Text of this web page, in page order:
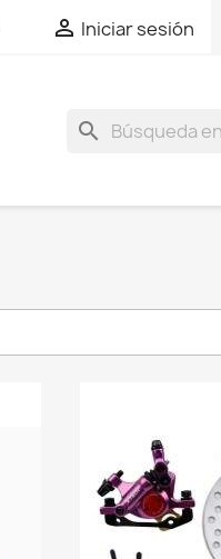
 Iniciar sesión
search